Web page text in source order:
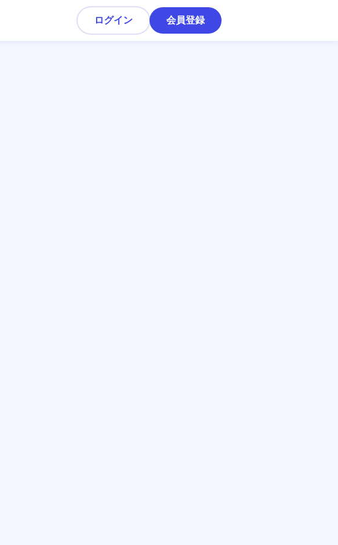
ログイン 会員登録
・プロマネ（オープンポジション）
営業職を徹底解剖！応募意思/経験不問